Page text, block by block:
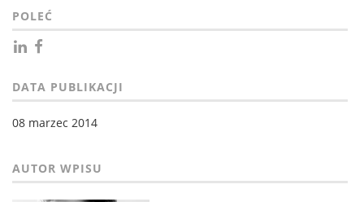
POLEĆ
DATA PUBLIKACJI
08 marzec 2014